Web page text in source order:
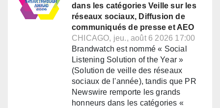
dans les catégories Veille sur les
réseaux sociaux, Diffusion de
communiqués de presse et AEO
CHICAGO, jeu., août 6 2026 17:00
Brandwatch est nommé « Social
Listening Solution of the Year »
(Solution de veille des réseaux
sociaux de l'année), tandis que PR
Newswire remporte les grands
honneurs dans les catégories «